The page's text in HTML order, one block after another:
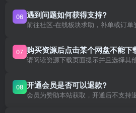
06 遇到问题如何获得支持?
前往社区-在线板块求助，补单或订单
07 购买资源后点击某个网盘不能下
请阅读资源下载页面提示并且选择其
08 开通会员是否可以退款?
会员为赞助本站获取，开通后不支持退